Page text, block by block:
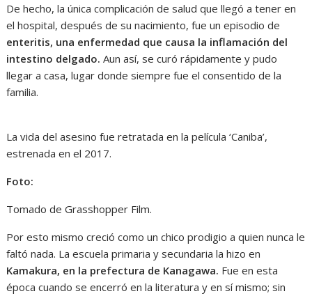
De hecho, la única complicación de salud que llegó a tener en
el hospital, después de su nacimiento, fue un episodio de
enteritis, una enfermedad que causa la inflamación del
intestino delgado.Aun así, se curó rápidamente y pudo
llegar a casa, lugar donde siempre fue el consentido de la
familia.
La vida del asesino fue retratada en la película ‘Caniba’,
estrenada en el 2017.
Foto:
Tomado de Grasshopper Film.
Por esto mismo creció como un chico prodigio a quien nunca le
faltó nada. La escuela primaria y secundaria la hizo en
Kamakura, en la prefectura de Kanagawa. Fue en esta
época cuando se encerró en la literatura y en sí mismo; sin